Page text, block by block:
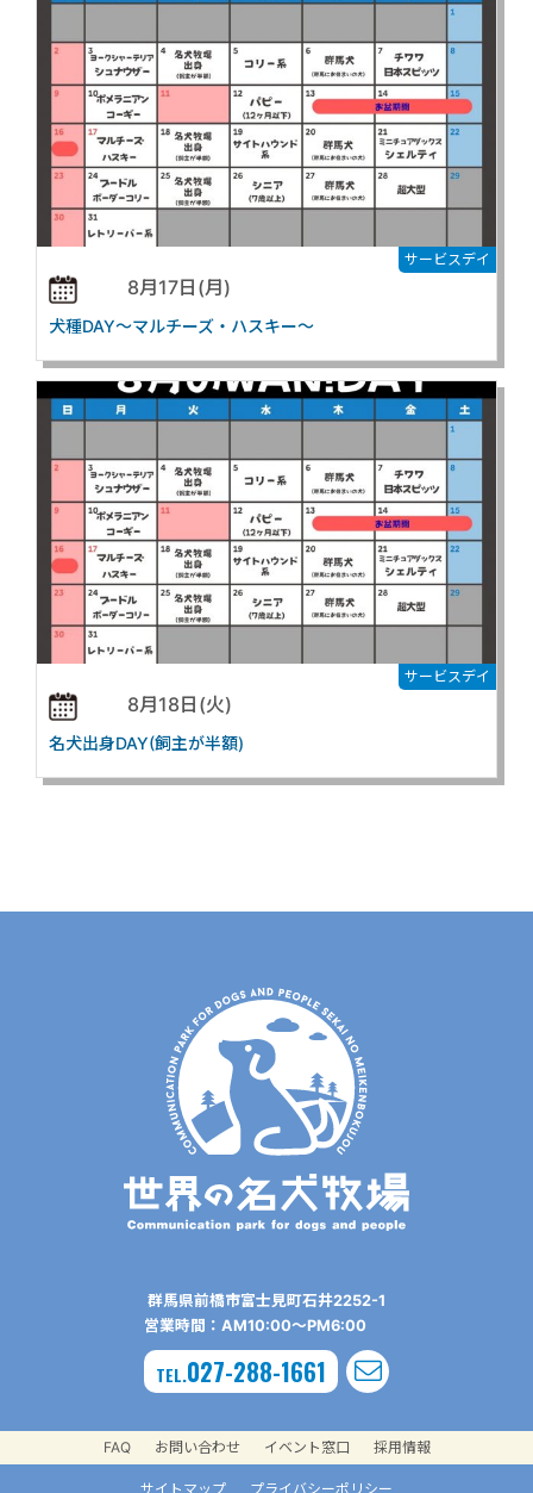
サービスデイ
8月17日(月)
犬種DAY～マルチーズ・ハスキー～
サービスデイ
8月18日(火)
名犬出身DAY(飼主が半額)
群⾺県前橋市富⼠⾒町⽯井2252-1
営業時間：AM10:00〜PM6:00
TEL.027-288-1661
FAQ お問い合わせ イベント窓口 採用情報
サイトマップ プライバシーポリシー